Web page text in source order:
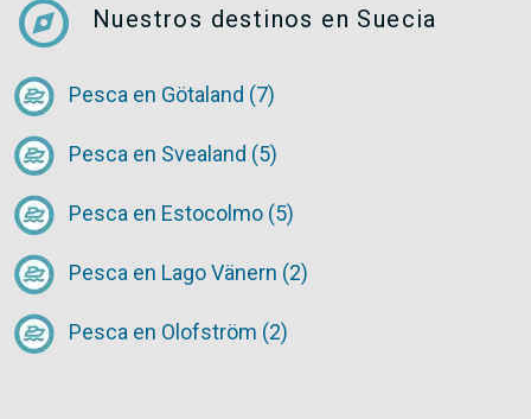
explore Nuestros destinos en Suecia
Pesca en Götaland (7)
Pesca en Svealand (5)
Pesca en Estocolmo (5)
Pesca en Lago Vänern (2)
Pesca en Olofström (2)